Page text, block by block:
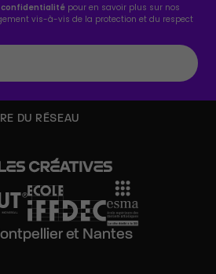
confidentialité pour en savoir plus sur nos
vis-à-vis de la protection et du respect
DU RÉSEAU
et Nantes